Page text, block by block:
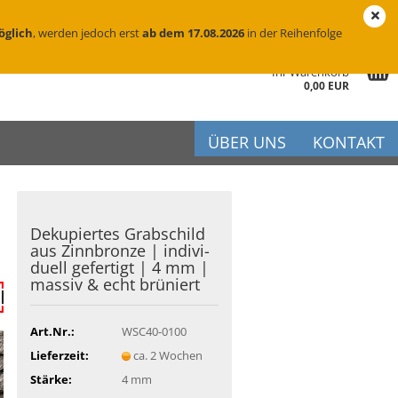
Ihr Warenkorb
0,00 EUR
, werden jedoch erstab dem 17.08.2026 in der Reihenfolge
ÜBER UNS KONTAKT
De­ku­pier­tes Grab­schild
aus Zinn­bron­ze | in­di­vi­
du­ell ge­fer­tigt | 4 mm |
mas­siv & echt brü­niert
Art.Nr.:
WSC40-0100
Lieferzeit:
ca. 2 Wochen
Stärke:
4 mm